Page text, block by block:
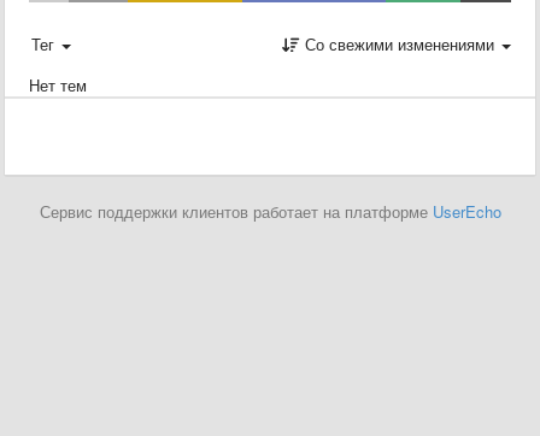
Тег
Со свежими изменениями
Нет тем
Сервис поддержки клиентов работает на платформе UserEcho